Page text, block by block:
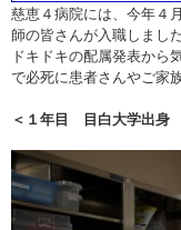
慈恵４病院には、今年４
師の皆さんが入職しまし
ドキドキの配属発表から
で必死に患者さんやご家
＜１年目 目白大学出身